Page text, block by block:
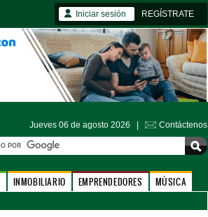
Iniciar sesión REGÍSTRATE
Jueves 06 de agosto 2026 | Contáctenos
INMOBILIARIO EMPRENDEDORES MÚSICA